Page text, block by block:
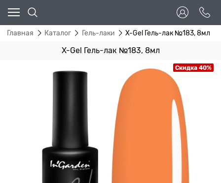
Главная Каталог Гель-лаки X-Gel Гель-лак №183, 8мл
X-Gel Гель-лак №183, 8мл
Скидка 40%